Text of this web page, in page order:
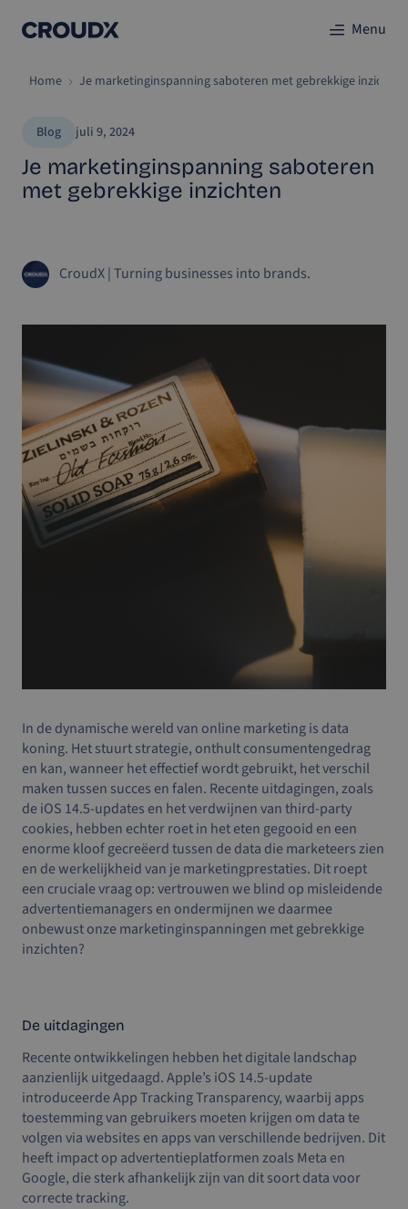
Menu
Home Je marketinginspanning saboteren met gebrekkige inzichten
Blog juli 9, 2024
Je marketinginspanning saboteren
met gebrekkige inzichten
CroudX|Turning businesses into brands.
In de dynamische wereld van online marketing is data
koning. Het stuurt strategie, onthult consumentengedrag
en kan, wanneer het effectief wordt gebruikt, het verschil
maken tussen succes en falen. Recente uitdagingen, zoals
de iOS 14.5-updates en het verdwijnen van third-party
cookies, hebben echter roet in het eten gegooid en een
enorme kloof gecreëerd tussen de data die marketeers zien
en de werkelijkheid van je marketingprestaties. Dit roept
een cruciale vraag op: vertrouwen we blind op misleidende
advertentiemanagers en ondermijnen we daarmee
onbewust onze marketinginspanningen met gebrekkige
inzichten?
De uitdagingen
Recente ontwikkelingen hebben het digitale landschap
aanzienlijk uitgedaagd. Apple’s iOS 14.5-update
introduceerde App Tracking Transparency, waarbij apps
toestemming van gebruikers moeten krijgen om data te
volgen via websites en apps van verschillende bedrijven. Dit
heeft impact op advertentieplatformen zoals Meta en
Google, die sterk afhankelijk zijn van dit soort data voor
correcte tracking.